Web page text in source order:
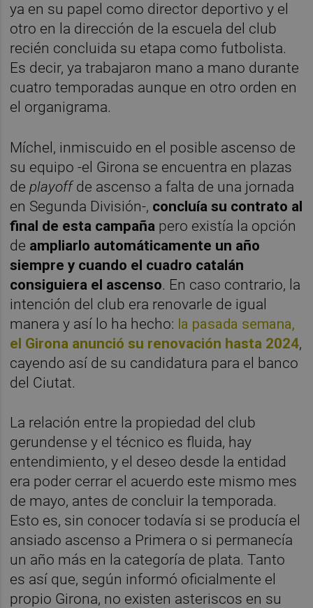
ya en su papel como director deportivo y el
otro en la dirección de la escuela del club
recién concluida su etapa como futbolista.
Es decir, ya trabajaron mano a mano durante
cuatro temporadas aunque en otro orden en
el organigrama.
Míchel, inmiscuido en el posible ascenso de
su equipo -el Girona se encuentra en plazas
deplayoffde ascenso a falta de una jornada
en Segunda División-, concluía su contrato al
final de esta campaña pero existía la opción
de ampliarlo automáticamente un año
siempre y cuando el cuadro catalán
consiguiera el ascenso. En caso contrario, la
intención del club era renovarle de igual
manera y así lo ha hecho: la pasada semana,
el Girona anunció su renovación hasta 2024,
cayendo así de su candidatura para el banco
del Ciutat.
La relación entre la propiedad del club
gerundense y el técnico es fluida, hay
entendimiento, y el deseo desde la entidad
era poder cerrar el acuerdo este mismo mes
de mayo, antes de concluir la temporada.
Esto es, sin conocer todavía si se producía el
ansiado ascenso a Primera o si permanecía
un año más en la categoría de plata. Tanto
es así que, según informó oficialmente el
propio Girona, no existen asteriscos en su